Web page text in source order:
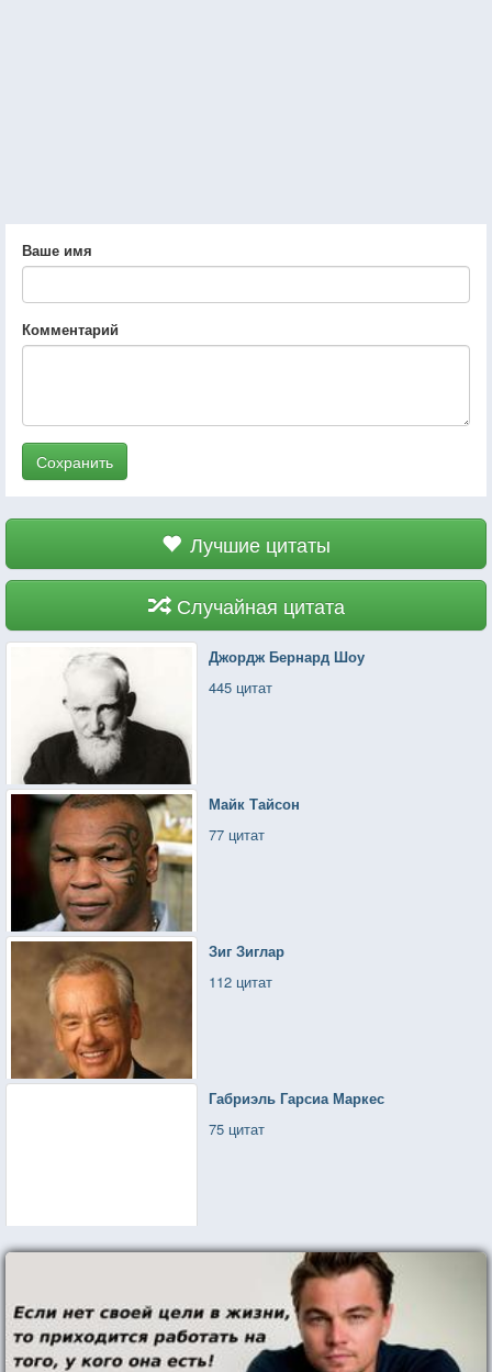
Ваше имя
Комментарий
Сохранить
Лучшие цитаты
Случайная цитата
Джордж Бернард Шоу
445 цитат
Майк Тайсон
77 цитат
Зиг Зиглар
112 цитат
Габриэль Гарсиа Маркес
75 цитат